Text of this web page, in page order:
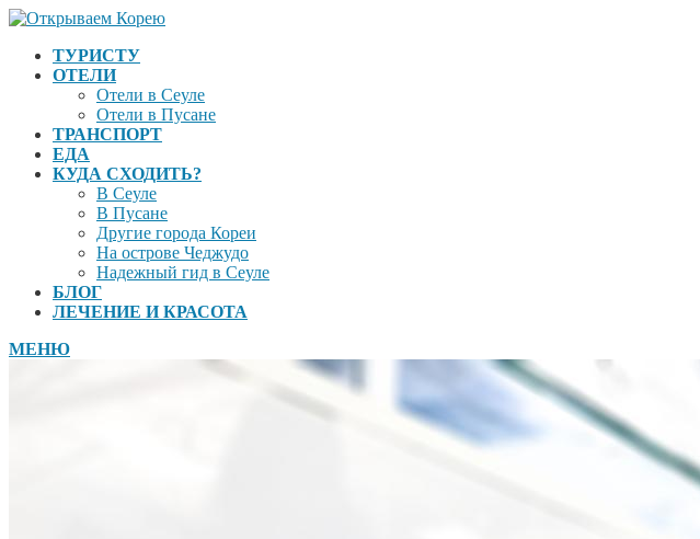
ТУРИСТУ
ОТЕЛИ
Отели в Сеуле
Отели в Пусане
ТРАНСПОРТ
ЕДА
КУДА СХОДИТЬ?
В Сеуле
В Пусане
Другие города Кореи
На острове Чеджудо
Надежный гид в Сеуле
БЛОГ
ЛЕЧЕНИЕ И КРАСОТА
МЕНЮ